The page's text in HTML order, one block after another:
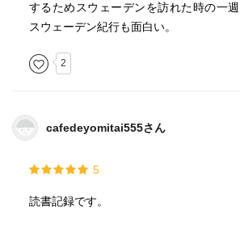
するためスウェーデンを訪れた時の一
スウェーデン紀行も面白い。
2
cafedeyomitai555さん
5
読書記録です。